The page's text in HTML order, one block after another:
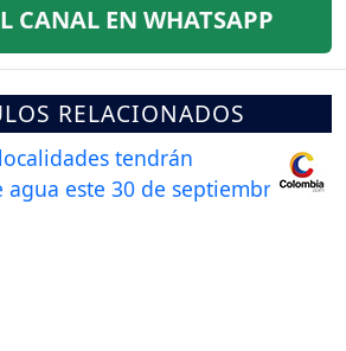
CANAL EN WHATSAPP
RELACIONADOS